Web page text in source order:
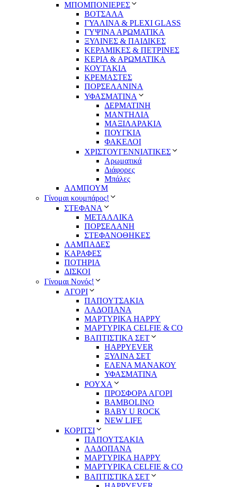
ΜΠΟΜΠΟΝΙΕΡΕΣ
ΒΟΤΣΑΛΑ
ΓΥΑΛΙΝΑ & PLEXI GLASS
ΓΥΨΙΝΑ ΑΡΩΜΑΤΙΚΑ
ΞΥΛΙΝΕΣ & ΠΑΙΔΙΚΕΣ
ΚΕΡΑΜΙΚΕΣ & ΠΕΤΡΙΝΕΣ
ΚΕΡΙΑ & ΑΡΩΜΑΤΙΚΑ
ΚΟΥΤΑΚΙΑ
ΚΡΕΜΑΣΤΕΣ
ΠΟΡΣΕΛΑΝΙΝΑ
ΥΦΑΣΜΑΤΙΝA
ΔΕΡΜΑΤΙΝΗ
ΜΑΝΤΗΛΙΑ
ΜΑΞΙΛΑΡΑΚΙΑ
ΠΟΥΓΚΙΑ
ΦΑΚΕΛΟΙ
ΧΡΙΣΤΟΥΓΕΝΝΙΑΤΙΚΕΣ
Αρωματικά
Διάφορες
Μπάλες
ΑΛΜΠΟΥΜ
Γίνομαι κουμπάρος!
ΣΤΕΦΑΝΑ
ΜΕΤΑΛΛΙΚΑ
ΠΟΡΣΕΛΑΝΗ
ΣΤΕΦΑΝΟΘΗΚΕΣ
ΛΑΜΠΑΔΕΣ
ΚΑΡΑΦΕΣ
ΠΟΤΗΡΙΑ
ΔΙΣΚΟΙ
Γίνομαι Νονός!
ΑΓΟΡΙ
ΠΑΠΟΥΤΣΑΚΙΑ
ΛΑΔΟΠΑΝΑ
ΜΑΡΤΥΡΙΚΑ HAPPY
ΜΑΡΤΥΡΙΚΑ CELFIE & CO
ΒΑΠΤΙΣΤΙΚΑ ΣΕΤ
HAPPYEVER
ΞΥΛΙΝΑ ΣΕΤ
ΕΛΕΝΑ ΜΑΝΑΚΟΥ
ΥΦΑΣΜΑΤΙΝΑ
ΡΟΥΧΑ
ΠΡΟΣΦΟΡΑ ΑΓΟΡΙ
BAMBOLINO
BABY U ROCK
NEW LIFE
ΚΟΡΙΤΣΙ
ΠΑΠΟΥΤΣΑΚΙΑ
ΛΑΔΟΠΑΝΑ
ΜΑΡΤΥΡΙΚΑ HAPPY
ΜΑΡΤΥΡΙΚΑ CELFIE & CO
ΒΑΠΤΙΣΤΙΚΑ ΣΕΤ